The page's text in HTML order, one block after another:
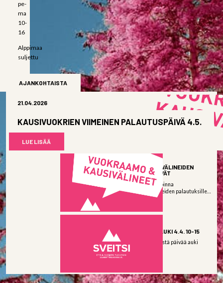
pe-
ma
10-
16
Alppimaa
suljettu
AJANKOHTAISTA
21.04.2026
KAUSIVUOKRIEN VIIMEINEN PALAUTUSPÄIVÄ 4.5.
LUE LISÄÄ
KAUSIVUOKRAVÄLINEIDEN
PALAUTUSPÄIVÄT
Vuokraamo on avoinna
kausivuokravälineiden palautuksille:
Keskiviikkona...
SNOW PLAZA AUKI 4.4. 10-15
Snow Plaza viimeistä päivää auki
lauantaina...